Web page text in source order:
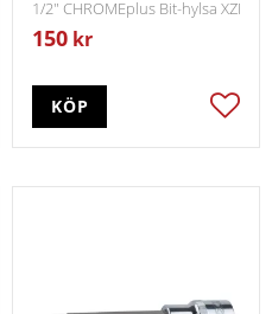
till i favoriter
1/2" CHROMEplus Bit-hylsa XZN M8
150 kr
KÖP